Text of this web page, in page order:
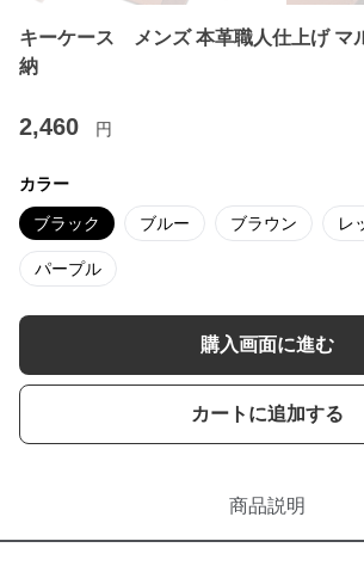
キーケース メンズ 本革職人仕上げ マ
納
2,460 円
カラー
ブラック ブルー ブラウン レ
パープル
購入画面に進む
カートに追加する
商品説明